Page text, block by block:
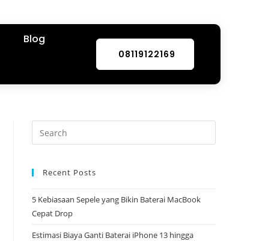
Blog
08119122169
Recent Posts
5 Kebiasaan Sepele yang Bikin Baterai MacBook
Cepat Drop
Estimasi Biaya Ganti Baterai iPhone 13 hingga